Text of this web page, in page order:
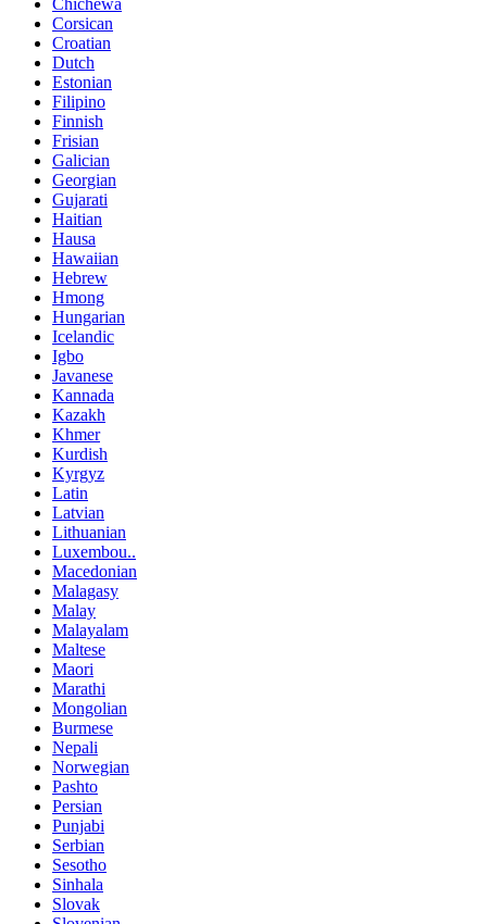
Chichewa
Corsican
Croatian
Dutch
Estonian
Filipino
Finnish
Frisian
Galician
Georgian
Gujarati
Haitian
Hausa
Hawaiian
Hebrew
Hmong
Hungarian
Icelandic
Igbo
Javanese
Kannada
Kazakh
Khmer
Kurdish
Kyrgyz
Latin
Latvian
Lithuanian
Luxembou..
Macedonian
Malagasy
Malay
Malayalam
Maltese
Maori
Marathi
Mongolian
Burmese
Nepali
Norwegian
Pashto
Persian
Punjabi
Serbian
Sesotho
Sinhala
Slovak